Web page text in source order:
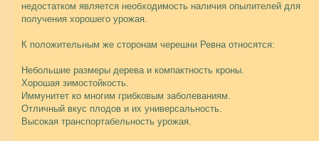
недостатком является необходимость наличия опылителей для
получения хорошего урожая.
К положительным же сторонам черешни Ревна относятся:
Небольшие размеры дерева и компактность кроны.
Хорошая зимостойкость.
Иммунитет ко многим грибковым заболеваниям.
Отличный вкус плодов и их универсальность.
Высокая транспортабельность урожая.